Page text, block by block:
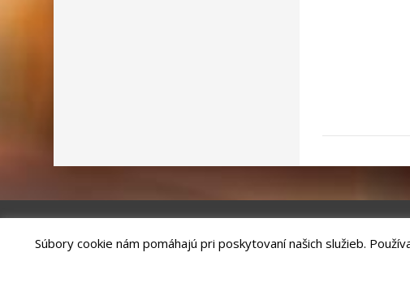
Riešenie ANTIK SMART CITY
| Technický prevádzkovateľ – MVI Technology,
Súbory cookie nám pomáhajú pri poskytovaní našich služieb.